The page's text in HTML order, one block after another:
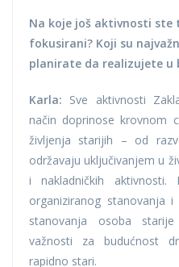
Na koje još aktivnosti ste
fokusirani? Koji su
planirate da realizujete u
Karla: Sve aktivnosti
način doprinose krovnom
življenja starijih – od
održavaju uključivanjem u
i nakladničkih
organiziranog stanovanja
stanovanja osoba
važnosti za budućnost
rapidno stari.